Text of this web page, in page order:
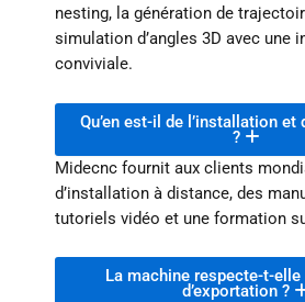
nesting, la génération de
simulation d’angles 3D avec une
conviviale.
Qu’en est-il de l’installation
?
Midecnc fournit aux clients
d’installation à distance, des
tutoriels vidéo et une formation
La machine respecte-t-
d’exportation ?